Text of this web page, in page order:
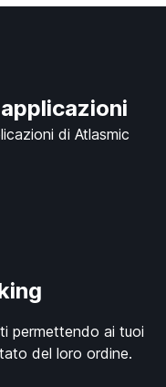
di Atlasmic
permettendo ai tuoi
del loro ordine.